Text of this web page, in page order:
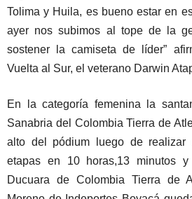
Tolima y Huila, es bueno estar en
ayer nos subimos al tope de la
sostener la camiseta de líder”
Vuelta al Sur, el veterano Darwin
En la categoría femenina la
Sanabria del Colombia Tierra de
alto del pódium luego de realizar
etapas en 10 horas,13 minutos
Ducuara de Colombia Tierra de